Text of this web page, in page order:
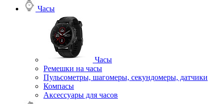
Часы
Часы
Ремешки на часы
Пульсометры, шагомеры, секундомеры, датчики
Компасы
Аксессуары для часов